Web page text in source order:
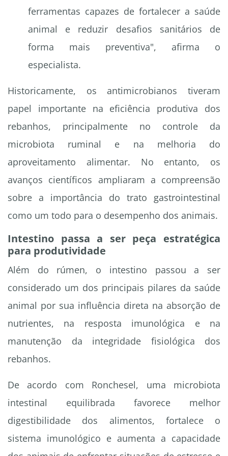
ferramentas capazes de fortalecer a saúde
animal e reduzir desafios sanitários de
forma mais preventiva", afirma o
especialista.
Historicamente, os antimicrobianos tiveram
papel importante na eficiência produtiva dos
rebanhos, principalmente no controle da
microbiota ruminal e na melhoria do
aproveitamento alimentar. No entanto, os
avanços científicos ampliaram a compreensão
sobre a importância do trato gastrointestinal
como um todo para o desempenho dos animais.
Intestino passa a ser peça estratégica
para produtividade
Além do rúmen, o intestino passou a ser
considerado um dos principais pilares da saúde
animal por sua influência direta na absorção de
nutrientes, na resposta imunológica e na
manutenção da integridade fisiológica dos
rebanhos.
De acordo com Ronchesel, uma microbiota
intestinal equilibrada favorece melhor
digestibilidade dos alimentos, fortalece o
sistema imunológico e aumenta a capacidade